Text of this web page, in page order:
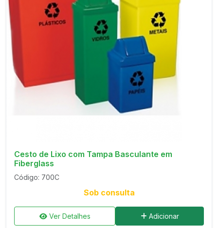
Cesto de Lixo com Tampa Basculante em
Fiberglass
Código: 700C
Sob consulta
Ver Detalhes Adicionar